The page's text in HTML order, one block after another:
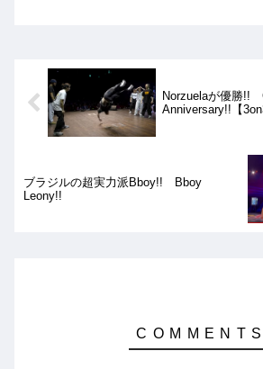
Norzuelaが優勝!!
Anniversary!!【
ブラジルの超実力派Bboy!! Bboy
Leony!!